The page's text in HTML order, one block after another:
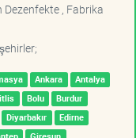
, Fabrika
Ankara
Antalya
Bolu
Burdur
Diyarbakır
Edirne